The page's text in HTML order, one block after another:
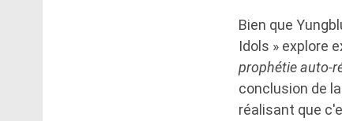
Bien que
Idols » explore
prophétie auto-
conclusion de
réalisant que